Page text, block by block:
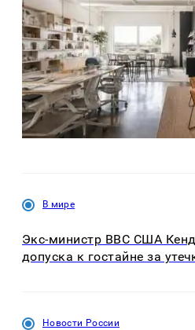
В мире
Экс-министр ВВС США
допуска к гостайне за
Новости России